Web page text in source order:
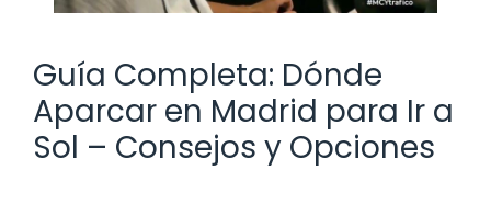
Guía Completa: Dónde
Aparcar en Madrid para Ir a
Sol – Consejos y Opciones